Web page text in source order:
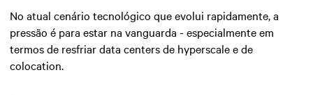
No atual cenário tecnológico que evolui rapidamente, a
pressão é para estar na vanguarda - especialmente em
termos de resfriar data centers de hyperscale e de
colocation.